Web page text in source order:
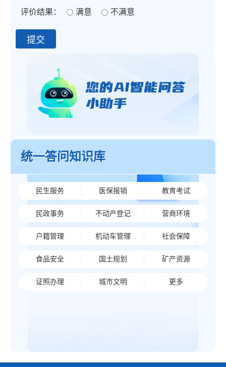
评价结果： 满意 不满意
统一答问知识库
民生服务 医保报销 教育考试
民政事务 不动产登记 营商环境
户籍管理 机动车管理 社会保障
食品安全 国土规划 矿产资源
证照办理 城市文明 更多